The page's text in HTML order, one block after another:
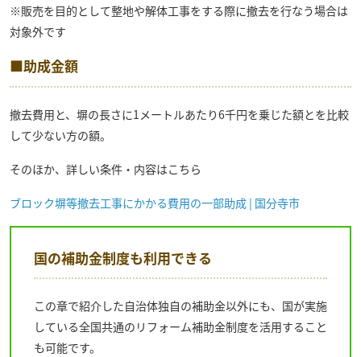
※販売を目的として整地や解体工事をする際に撤去を行なう場合は
対象外です
■助成金額
撤去費用と、塀の長さに1メートルあたり6千円を乗じた額とを比較
して少ない方の額。
そのほか、詳しい条件・内容はこちら
ブロック塀等撤去工事にかかる費用の一部助成 | 国分寺市
国の補助金制度も利用できる
この章で紹介した自治体独自の補助金以外にも、国が実施
している全国共通のリフォーム補助金制度を活用すること
も可能です。